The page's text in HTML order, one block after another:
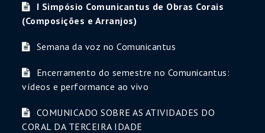
I Simpósio Comunicantus de Obras Corais
(Composições e Arranjos)
Semana da voz no Comunicantus
Encerramento do semestre no Comunicantus:
vídeos e performance ao vivo
COMUNICADO SOBRE AS ATIVIDADES DO
CORAL DA TERCEIRA IDADE